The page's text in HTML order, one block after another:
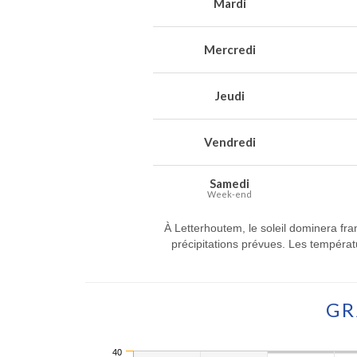
Mardi
Mercredi
Jeudi
Vendredi
Samedi
Week-end
À Letterhoutem, le soleil dominera
précipitations prévues. Les
40